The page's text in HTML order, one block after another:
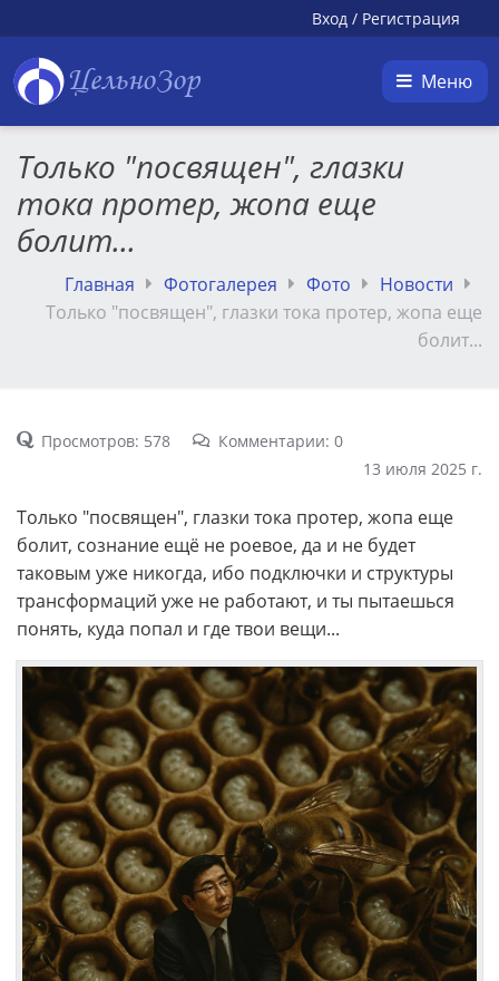
Вход / Регистрация
ЦельноЗор Меню
Только "посвящен", глазки
тока протер, жопа еще
болит...
Главная Фотогалерея Фото
Новости
Только "посвящен", глазки тока протер, жопа еще
болит...
Просмотров: 578
Комментарии: 0
13 июля 2025 г.
Только "посвящен", глазки тока протер, жопа еще
болит, сознание ещё не роевое, да и не будет
таковым уже никогда, ибо подключки и структуры
трансформаций уже не работают, и ты пытаешься
понять, куда попал и где твои вещи...